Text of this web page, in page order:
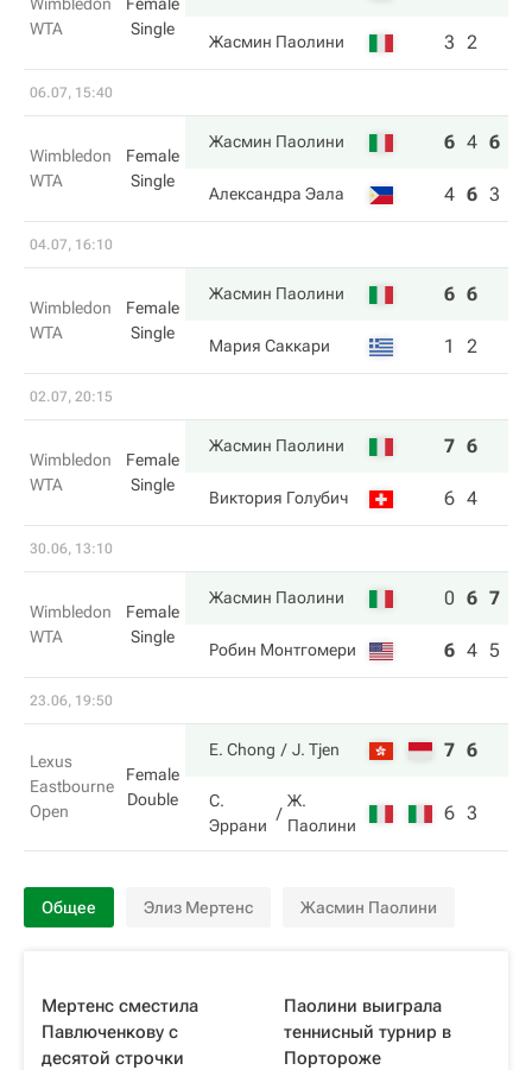
WTA
Single
Жасмин Паолини 3 2
06.07, 15:40
Wimbledon
WTA
Female
Single
Жасмин Паолини 6 4 6
Александра Эала 4 6 3
04.07, 16:10
Wimbledon
WTA
Female
Single
Жасмин Паолини 6 6
Мария Саккари 1 2
02.07, 20:15
Wimbledon
WTA
Female
Single
Жасмин Паолини 7 6
Виктория Голубич 6 4
30.06, 13:10
Wimbledon
WTA
Female
Single
Жасмин Паолини 0 6 7
Робин Монтгомери 6 4 5
23.06, 19:50
Lexus
Eastbourne
Open
Female
Double
E. Chong J. Tjen 7 6
С.
Эррани
Ж.
Паолини
6 3
Общее Элиз Мертенс Жасмин Паолини
Мертенс сместила
Павлюченкову с
десятой строчки
Паолини выиграла
теннисный турнир в
Портороже